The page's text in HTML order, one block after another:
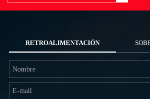
RETROALIMENTACIÓN